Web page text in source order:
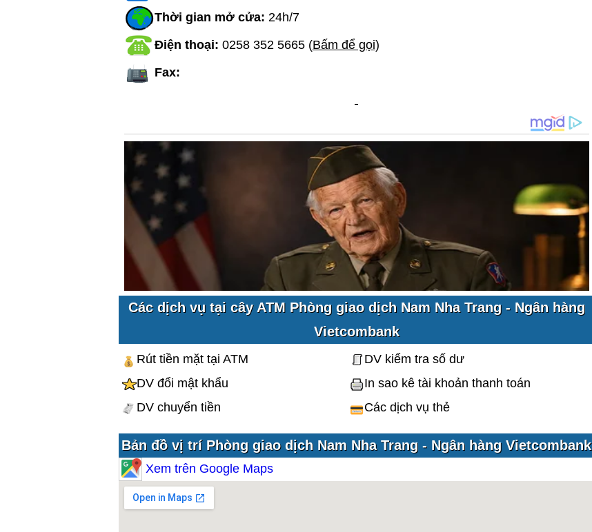
Thời gian mở cửa: 24h/7
Điện thoại: 0258 352 5665(Bấm để gọi)
Fax:
Các dịch vụ tại cây ATM Phòng giao dịch Nam Nha Trang - Ngân hàng
Vietcombank
Rút tiền mặt tại ATM
DV kiểm tra số dư
DV đổi mật khẩu
In sao kê tài khoản thanh toán
DV chuyển tiền
Các dịch vụ thẻ
Bản đồ vị trí Phòng giao dịch Nam Nha Trang - Ngân hàng Vietcombank
Xem trên Google Maps